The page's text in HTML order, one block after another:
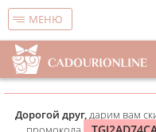
МЕНЮ
Дорогой друг,дарим вам